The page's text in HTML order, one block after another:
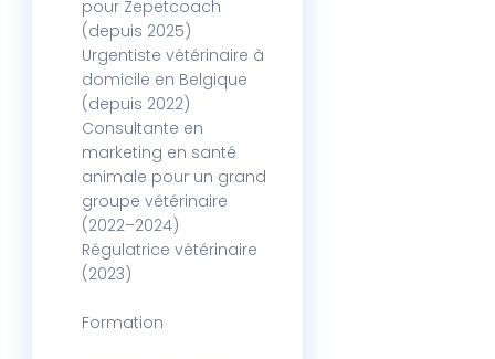
pour Zepetcoach
(depuis 2025)
Urgentiste vétérinaire à
domicile en Belgique
(depuis 2022)
Consultante en
marketing en santé
animale pour un grand
groupe vétérinaire
(2022–2024)
Régulatrice vétérinaire
(2023)
Formation